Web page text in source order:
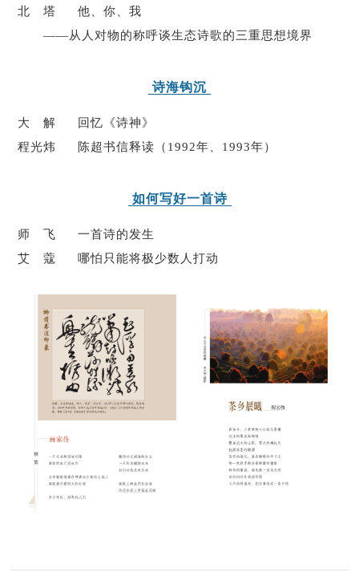
北 塔 他、你、我
——从人对物的称呼谈生态诗歌的三重思想境界
诗海钩沉
大 解 回忆《诗神》
程光炜 陈超书信释读（1992年、1993年）
如何写好一首诗
师 飞 一首诗的发生
艾 蔻 哪怕只能将极少数人打动